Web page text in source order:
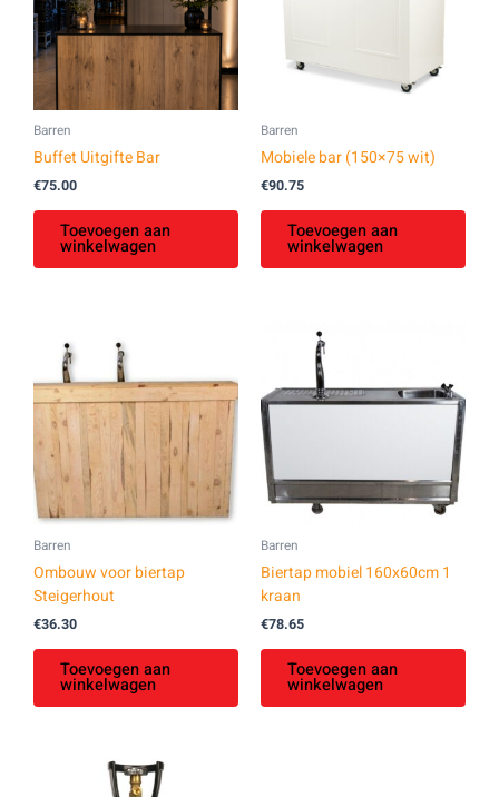
Barren
Buffet Uitgifte Bar
€75.00
Toevoegen aan
winkelwagen
Barren
Mobiele bar (150×75 wit)
€90.75
Toevoegen aan
winkelwagen
Barren
Ombouw voor biertap
Steigerhout
€36.30
Toevoegen aan
winkelwagen
Barren
Biertap mobiel 160x60cm 1
kraan
€78.65
Toevoegen aan
winkelwagen